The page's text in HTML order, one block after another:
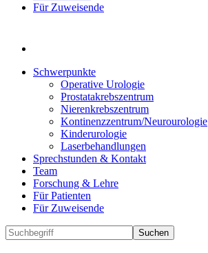
Für Zuweisende
Schwerpunkte
Operative Urologie
Prostatakrebszentrum
Nierenkrebszentrum
Kontinenzzentrum/Neurourologie
Kinderurologie
Laserbehandlungen
Sprechstunden & Kontakt
Team
Forschung & Lehre
Für Patienten
Für Zuweisende
Suchen